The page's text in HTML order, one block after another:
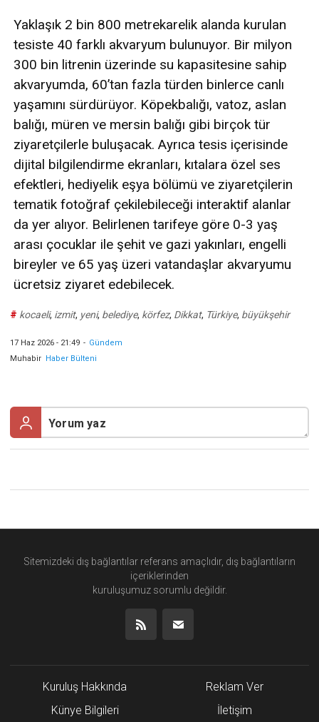
Yaklaşık 2 bin 800 metrekarelik alanda kurulan
tesiste 40 farklı akvaryum bulunuyor. Bir milyon
300 bin litrenin üzerinde su kapasitesine sahip
akvaryumda, 60’tan fazla türden binlerce canlı
yaşamını sürdürüyor. Köpekbalığı, vatoz, aslan
balığı, müren ve mersin balığı gibi birçok tür
ziyaretçilerle buluşacak. Ayrıca tesis içerisinde
dijital bilgilendirme ekranları, kıtalara özel ses
efektleri, hediyelik eşya bölümü ve ziyaretçilerin
tematik fotoğraf çekilebileceği interaktif alanlar
da yer alıyor. Belirlenen tarifeye göre 0-3 yaş
arası çocuklar ile şehit ve gazi yakınları, engelli
bireyler ve 65 yaş üzeri vatandaşlar akvaryumu
ücretsiz ziyaret edebilecek.
# kocaeli, izmit, yeni, belediye, körfez, Dikkat, Türkiye, büyükşehir
17 Haz 2026 - 21:49 - Gündem
Muhabir
Haber Bülteni
Sitemizdeki dış bağlantılar referans amaçlıdır, dış bağlantıların
içeriklerinden
kuruluşumuz sorumlu değildir.
Kuruluş Hakkında
Künye Bilgileri
Reklam Ver
İletişim